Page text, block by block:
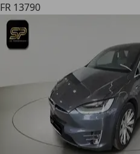
FR 13790